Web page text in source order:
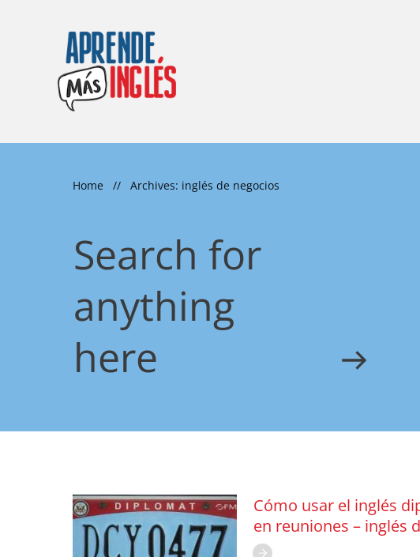
Home // Archives: inglés de negocios
Search for
anything
here
Cómo usar el inglés
en reuniones – inglés